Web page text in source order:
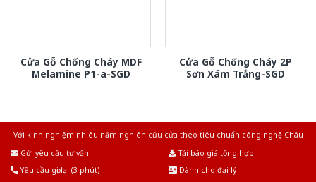
Cửa Gỗ Chống Cháy MDF
Melamine P1-a-SGD
Cửa Gỗ Chống Cháy 2P
Sơn Xám Trắng-SGD
Với kinh nghiệm nhiêu năm nghiên cứu cửa theo tiêu chuẩn công nghệ Châu
Gửi yêu cầu tư vấn
Tải báo giá tổng hợp
Yêu cầu gọi lại (3 phút)
Dành cho đại lý